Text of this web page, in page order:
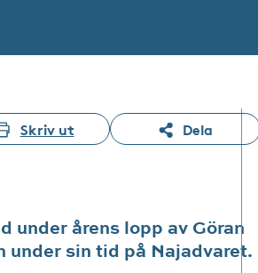
Skriv ut Dela
under årens lopp av Göran
under sin tid på Najadvaret.